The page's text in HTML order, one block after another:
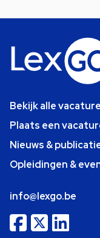
Bekijk alle
Plaats een
Nieuws &
Opleidingen &
info@lexgo.be